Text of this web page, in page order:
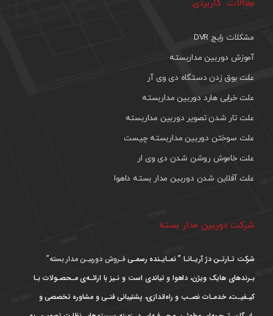
مقالات کاربردی
مشکلات رایج DVR
آموزش دوربین مداربسته
علت بوق زدن دستگاه دی وی آر
علت خرابی هارد دوربین مداربسته
علت تار شدن تصویر دوربین مداربسته
علت سوختن دوربین مداربسته چیست
علت خاموش روشن شدن دی وی ار
علت آفلاین شدن دوربین مدار بسته داهوا
شرکت دوربین مدار بسته
شرکت تـارتـن دژ آریـانـا ” نمـایـنده رسمـیفـروش دوربیـن مدار بسته”
بـرندهای هایک ویژن، داهوا و تیاندی است و نـیز با ارائـه‌ی مـحصـولات بـا
کیـفیـت، خدمـات نصـب و راه‌اندازی، پشتیبانی فنـی و مشاوره تخصصی و